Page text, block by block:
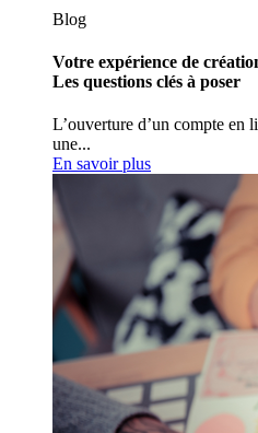
Blog
Votre expérience de
Les questions clés à poser
L’ouverture d’un compte en
une...
En savoir plus